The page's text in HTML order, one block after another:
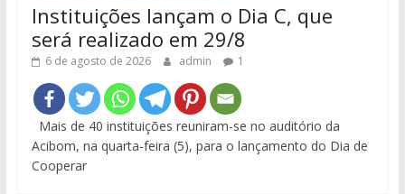
Instituições lançam o Dia C, que
será realizado em 29/8
6 de agosto de 2026 admin 1
Mais de 40 instituições reuniram-se no auditório da
Acibom, na quarta-feira (5), para o lançamento do Dia de
Cooperar